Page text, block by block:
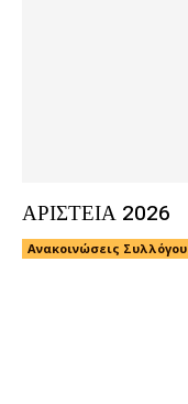
ΑΡΙΣΤΕΙΑ 2026
Ανακοινώσεις Συλλόγου